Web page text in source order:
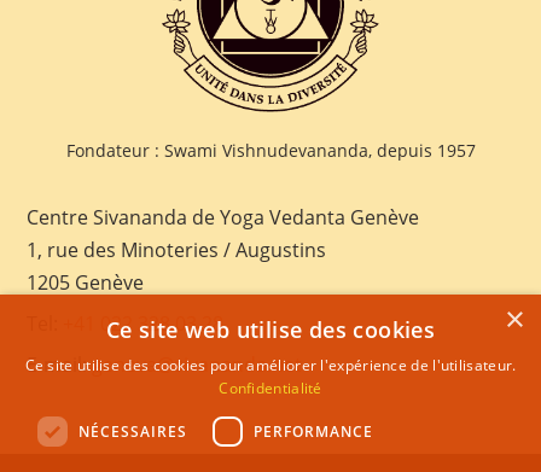
Fondateur : Swami Vishnudevananda, depuis 1957
Centre Sivananda de Yoga Vedanta Genève
1, rue des Minoteries / Augustins
1205 Genève
+41 022 328 03 28
E-mail:geneva@sivananda.net
×
Ce site web utilise des cookies
Ce site utilise des cookies pour améliorer l'expérience de l'utilisateur.
Confidentialité
NÉCESSAIRES PERFORMANCE